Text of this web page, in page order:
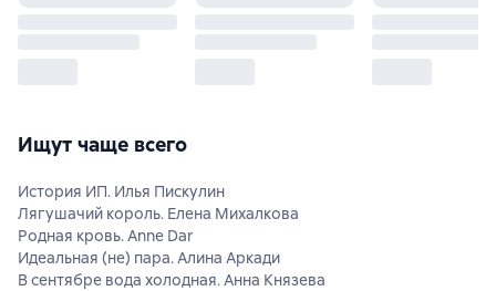
Ищут чаще всего
История ИП. Илья Пискулин
Лягушачий король. Елена Михалкова
Родная кровь. Anne Dar
Идеальная (не) пара. Алина Аркади
В сентябре вода холодная. Анна Князева